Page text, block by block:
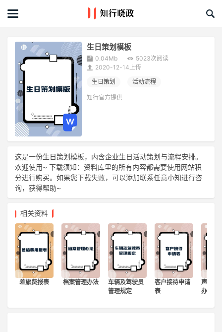
首页
文章
课程&活动
资料库
服务商
关于我们
登录
注册
生日策划模板
0.04Mb
5023次阅读
2020-12-14上传
生日策划
活动流程
知行官方提供
这是一份生日策划模板，内含企业生日活动策划与流程安排。
欢迎使用~ 下载须知：资料库里的所有内容都需要使用网站积
分进行购买。如果您下载失败，可以添加联系任意小知进行咨
询，获得帮助~
相关资料
差旅费报表 档案管理办法
车辆及驾驶员
管理规定
客户接待申请
表
声像档
办法